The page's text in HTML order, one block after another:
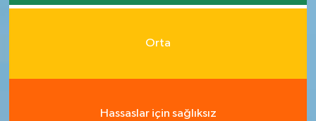
Orta
Hassaslar için sağlıksız